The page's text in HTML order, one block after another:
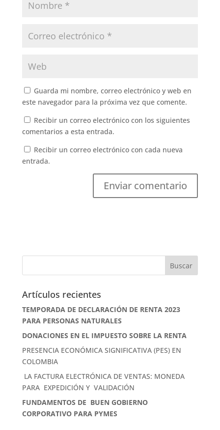
Guarda mi nombre, correo electrónico y web en
este navegador para la próxima vez que comente.
Recibir un correo electrónico con los siguientes
comentarios a esta entrada.
Recibir un correo electrónico con cada nueva
entrada.
Artículos recientes
TEMPORADA DE DECLARACIÓN DE RENTA 2023
PARA PERSONAS NATURALES
DONACIONES EN EL IMPUESTO SOBRE LA RENTA
PRESENCIA ECONÓMICA SIGNIFICATIVA (PES) EN
COLOMBIA
LA FACTURA ELECTRÓNICA DE VENTAS: MONEDA
PARA EXPEDICIÓN Y VALIDACIÓN
FUNDAMENTOS DE BUEN GOBIERNO
CORPORATIVO PARA PYMES